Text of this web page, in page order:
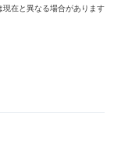
在と異なる場合があります